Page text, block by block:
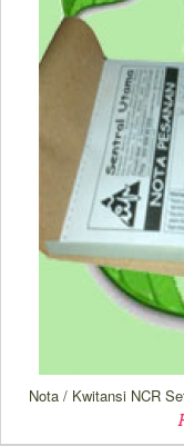
Nota / Kwitansi NCR